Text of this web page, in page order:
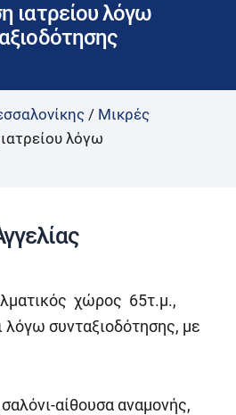
m
ιατρείου λόγω
/ Μικρές
λόγω
χώρος 65τ.μ.,
λόγω συνταξιοδότησης, με
αίθουσα αναμονής,